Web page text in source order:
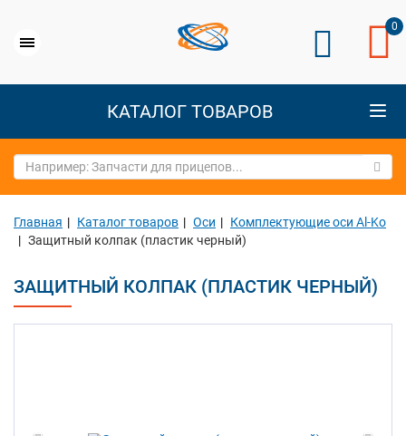
0
КАТАЛОГ ТОВАРОВ
Главная Каталог товаров Оси
Комплектующие оси Al-Ko
Защитный колпак (пластик черный)
ЗАЩИТНЫЙ КОЛПАК (ПЛАСТИК ЧЕРНЫЙ)